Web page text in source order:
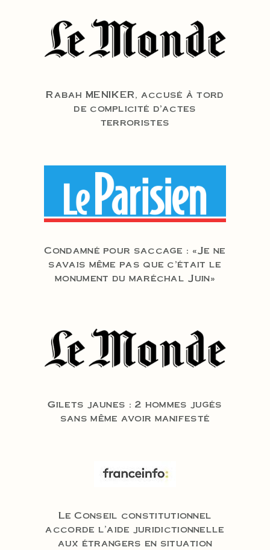
Rabah MENIKER, accusé à tord
de complicité d’actes
terroristes
Condamné pour saccage : «Je ne
savais même pas que c’était le
monument du maréchal Juin»
Gilets jaunes : 2 hommes jugés
sans même avoir manifesté
Le Conseil constitutionnel
accorde l'aide juridictionnelle
aux étrangers en situation